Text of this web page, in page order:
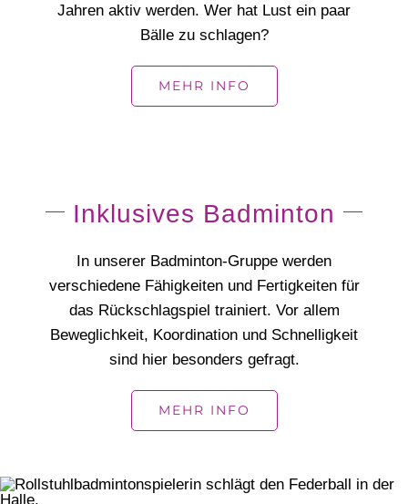
Jahren aktiv werden. Wer hat Lust ein paar
Bälle zu schlagen?
MEHR INFO
Inklusives Badminton
In unserer Badminton-Gruppe werden
verschiedene Fähigkeiten und Fertigkeiten für
das Rückschlagspiel trainiert. Vor allem
Beweglichkeit, Koordination und Schnelligkeit
sind hier besonders gefragt.
MEHR INFO